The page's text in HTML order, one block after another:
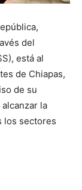
del
está al
de Chiapas,
de su
la
los sectores